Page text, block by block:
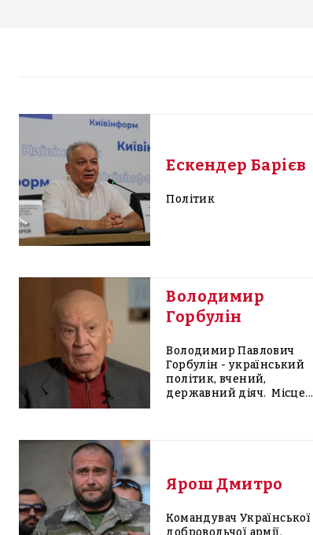
Ескендер Барієв
Політик
Володимир
Горбулін
Володимир Павлович
Горбулін - український
політик, вчений,
державний діяч. Місце...
Ярош Дмитро
Командувач Української
добровольчої армії.